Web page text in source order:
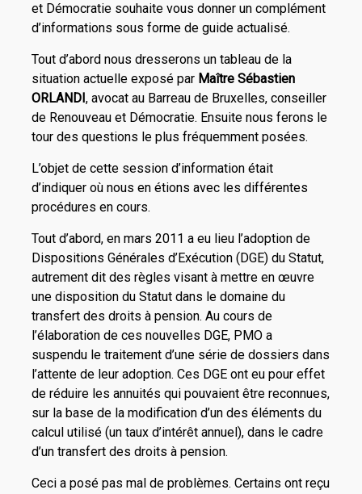
et Démocratie souhaite vous donner un complément
d’informations sous forme de guide actualisé.
Tout d’abord nous dresserons un tableau de la
situation actuelle exposé par Maître Sébastien
ORLANDI, avocat au Barreau de Bruxelles, conseiller
de Renouveau et Démocratie. Ensuite nous ferons le
tour des questions le plus fréquemment posées.
L’objet de cette session d’information était
d’indiquer où nous en étions avec les différentes
procédures en cours.
Tout d’abord, en mars 2011 a eu lieu l’adoption de
Dispositions Générales d’Exécution (DGE) du Statut,
autrement dit des règles visant à mettre en œuvre
une disposition du Statut dans le domaine du
transfert des droits à pension. Au cours de
l’élaboration de ces nouvelles DGE, PMO a
suspendu le traitement d’une série de dossiers dans
l’attente de leur adoption. Ces DGE ont eu pour effet
de réduire les annuités qui pouvaient être reconnues,
sur la base de la modification d’un des éléments du
calcul utilisé (un taux d’intérêt annuel), dans le cadre
d’un transfert des droits à pension.
Ceci a posé pas mal de problèmes. Certains ont reçu